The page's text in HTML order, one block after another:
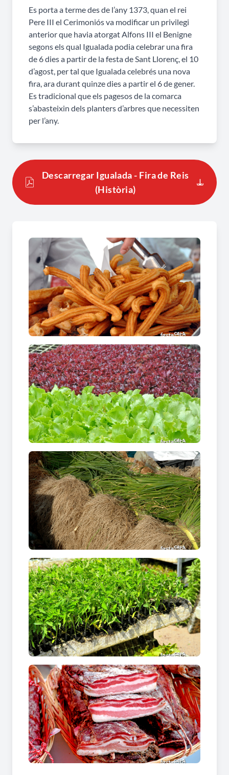
cantonada ens sortirà els "xarlatans" que des de
sempre donaven color i utenticitat a aquesta
tradicional fira. Els pagesos arriben a primera
hora del matí per comprar els planters de l’any,
les famílies més tard, amb els infants amb els ulls
encara ben oberts, sorpresos de la visita que els
Reis de l’Orient els han fet a casa seva la nit
abans, els avis comentant si hi ha gaire gent o si
les ofertes són enguany millors... La Fira de Reis
Horari:De les 10 del matí a les 2 de la tarda
Es porta a terme des de l’any 1373, quan el rei
Pere III el Cerimoniós va modificar un privilegi
anterior que havia atorgat Alfons III el Benigne
segons els qual Igualada podia celebrar una fira
de 6 dies a partir de la festa de Sant Llorenç, el 10
d’agost, per tal que Igualada celebrés una nova
fira, ara durant quinze dies a partir el 6 de gener.
Es tradicional que els pagesos de la comarca
s’abasteixin dels planters d’arbres que necessiten
per l’any.
Descarregar Igualada - Fira de Reis
(Història)